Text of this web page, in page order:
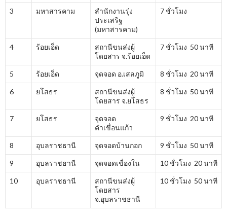
3 มหาสารคาม
สำนักงานรุ่ง
ประเสริฐ
(มหาสารคาม)
7 ชั่วโมง
4 ร้อยเอ็ด
สถานีขนส่งผู้
โดยสาร จ.ร้อยเอ็ด
7 ชั่วโมง 50 นาที
5 ร้อยเอ็ด จุดจอด อ.เสลภูมิ 8 ชั่วโมง 20 นาที
6 ยโสธร
สถานีขนส่งผู้
โดยสาร จ.ยโสธร
8 ชั่วโมง 50 นาที
7 ยโสธร
จุดจอด
คำเขื่อนแก้ว
9 ชั่วโมง 20 นาที
8 อุบลราชธานี จุดจอดบ้านกอก 9 ชั่วโมง 50 นาที
9 อุบลราชธานี จุดจอดเขื่องใน 10 ชั่วโมง 20 นาที
10 อุบลราชธานี
สถานีขนส่งผู้
โดยสาร
จ.อุบลราชธานี
10 ชั่วโมง 50 นาที